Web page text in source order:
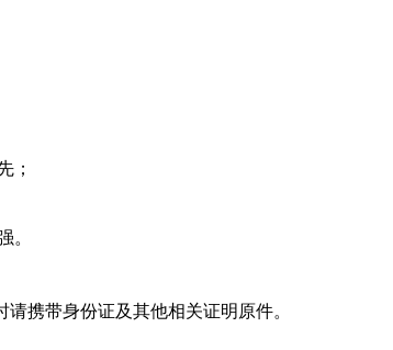
；
。
携带身份证及其他相关证明原件。